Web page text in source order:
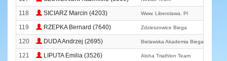
118 SICIARZ Marcin (4203) Www. Liberolawa. Pl
119 RZEPKA Bernard (7640) Zdzieszowice Biega
120 DUDA Andrzej (2695) Bielawska Akademia Biegania
121 LIPUTA Emilia (3526) Aloha Triathlon Team